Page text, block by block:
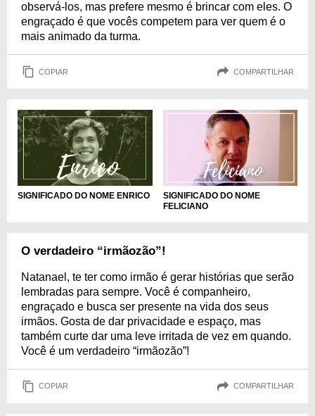
observá-los, mas prefere mesmo é brincar com eles. O
engraçado é que vocês competem para ver quem é o
mais animado da turma.
COPIAR COMPARTILHAR
SIGNIFICADO DO NOME ENRICO
SIGNIFICADO DO NOME
FELICIANO
O verdadeiro “irmãozão”!
Natanael, te ter como irmão é gerar histórias que serão
lembradas para sempre. Você é companheiro,
engraçado e busca ser presente na vida dos seus
irmãos. Gosta de dar privacidade e espaço, mas
também curte dar uma leve irritada de vez em quando.
Você é um verdadeiro “irmãozão”!
COPIAR COMPARTILHAR